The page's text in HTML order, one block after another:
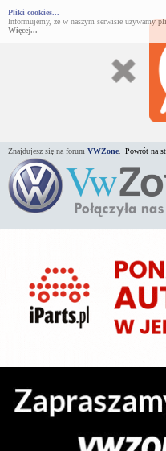
Pliki cookies...
Informujemy, że w naszym serwisie używamy
Więcej...
Znajdujesz się na forum VWZone Powrót na